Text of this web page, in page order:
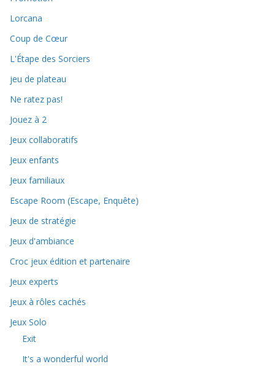
Lorcana
Coup de Cœur
L'Étape des Sorciers
jeu de plateau
Ne ratez pas!
Jouez à 2
Jeux collaboratifs
Jeux enfants
Jeux familiaux
Escape Room (Escape, Enquête)
Jeux de stratégie
Jeux d'ambiance
Croc jeux édition et partenaire
Jeux experts
Jeux à rôles cachés
Jeux Solo
Exit
It's a wonderful world